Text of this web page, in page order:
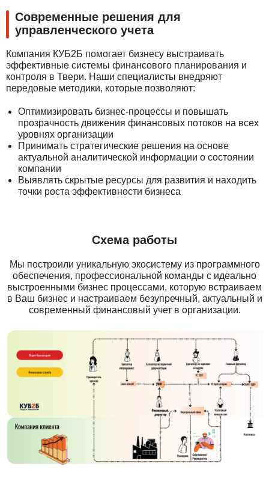
Современные решения для
управленческого учета
Компания КУБ2Б помогает бизнесу выстраивать
эффективные системы финансового планирования и
контроля в Твери. Наши специалисты внедряют
передовые методики, которые позволяют:
Оптимизировать бизнес-процессы и повышать
прозрачность движения финансовых потоков на всех
уровнях организации
Принимать стратегические решения на основе
актуальной аналитической информации о состоянии
компании
Выявлять скрытые ресурсы для развития и находить
точки роста эффективности бизнеса
Схема работы
Мы построили уникальную экосистему из программного
обеспечения, профессиональной команды с идеально
выстроенными бизнес процессами, которую встраиваем
в Ваш бизнес и настраиваем безупречный, актуальный и
современный финансовый учет в организации.